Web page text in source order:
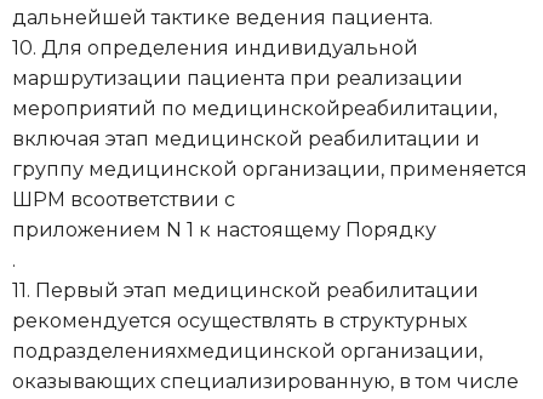
дальнейшей тактике ведения пациента.
10. Для определения индивидуальной
маршрутизации пациента при реализации
мероприятий по медицинскойреабилитации,
включая этап медицинской реабилитации и
группу медицинской организации, применяется
ШРМ всоответствии с
приложением N 1 к настоящему Порядку
.
11. Первый этап медицинской реабилитации
рекомендуется осуществлять в структурных
подразделенияхмедицинской организации,
оказывающих специализированную, в том числе